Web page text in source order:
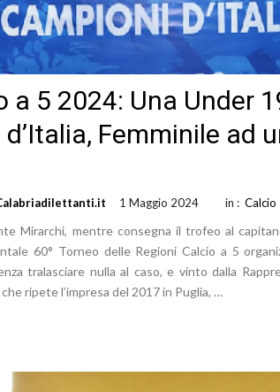
a 5 2024: Una Under
Femminile ad
1 Maggio 2024 in : Calcio
Mirarchi, mentre consegna il trofeo al
60° Torneo delle Regioni Calcio a 5
tralasciare nulla al caso, e vinto dalla
ripete l’impresa del 2017 in Puglia, …